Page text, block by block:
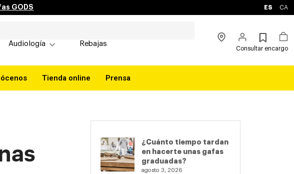
GODS ES CA
Audiología Rebajas
Consultar encargo
Tienda online Prensa
¿Cuánto tiempo tardan
en hacerte unas gafas
graduadas?
agosto 3, 2026